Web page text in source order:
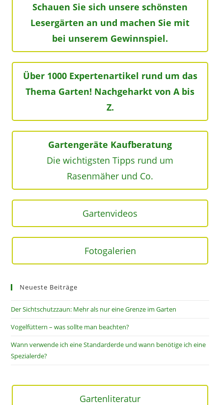
Schauen Sie sich unsere schönsten
Lesergärten an und machen Sie mit
bei unserem Gewinnspiel.
Über 1000 Expertenartikel rund um das
Thema Garten! Nachgeharkt von A bis
Z.
Gartengeräte Kaufberatung
Die wichtigsten Tipps rund um
Rasenmäher und Co.
Gartenvideos
Fotogalerien
Neueste Beiträge
Der Sichtschutzzaun: Mehr als nur eine Grenze im Garten
Vogelfüttern – was sollte man beachten?
Wann verwende ich eine Standarderde und wann benötige ich eine
Spezialerde?
Gartenliteratur